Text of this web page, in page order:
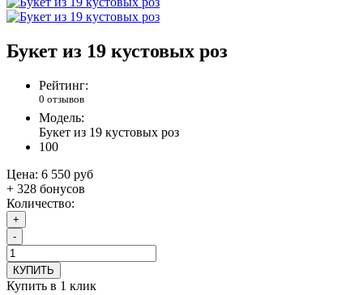
Букет из 19 кустовых роз
Рейтинг:
0 отзывов
Модель:
Букет из 19 кустовых роз
100
Цена: 6 550 руб
+ 328 бонусов
Количество:
+
-
КУПИТЬ
Купить в 1 клик